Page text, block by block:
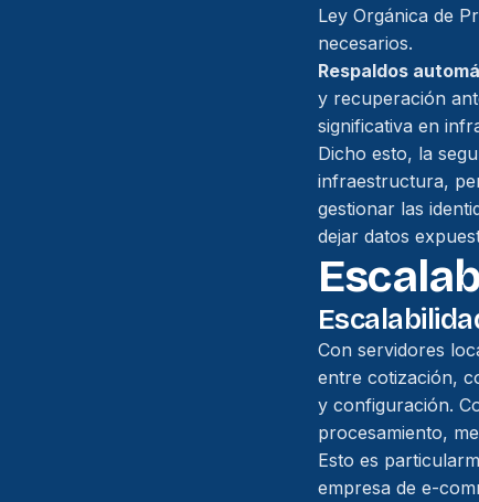
Ley Orgánica de
necesarios.
Respaldos
y recuperación
significativa en
Dicho esto, la
infraestructura,
gestionar las
dejar datos
Con servidores
entre cotización,
y configuración.
procesamiento,
Esto es
empresa de e-